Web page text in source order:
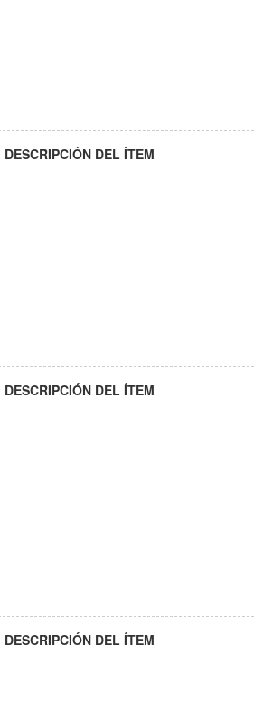
DESCRIPCIÓN DEL ÍTEM
DESCRIPCIÓN DEL ÍTEM
DESCRIPCIÓN DEL ÍTEM